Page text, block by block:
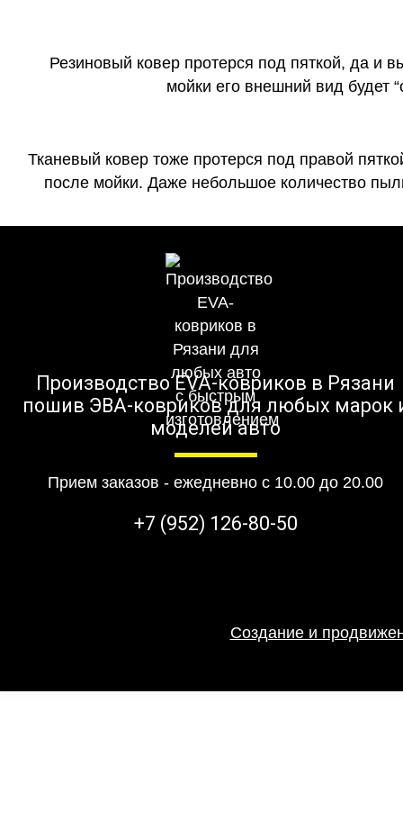
Резиновый ковер протерся под пяткой, да и
мойки его внешний вид будет
Тканевый ковер тоже протерся под правой
после мойки. Даже небольшое количество
Производство EVA-ковриков в Рязани
пошив ЭВА-ковриков для любых марок
моделей авто
Прием заказов - ежедневно с 10.00 до 20.00
+7 (952) 126-80-50
Создание и